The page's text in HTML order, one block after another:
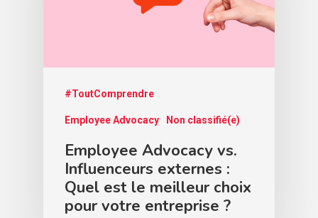
#ToutComprendre
Employee Advocacy Non classifié(e)
Employee Advocacy vs.
Influenceurs externes :
Quel est le meilleur choix
pour votre entreprise ?